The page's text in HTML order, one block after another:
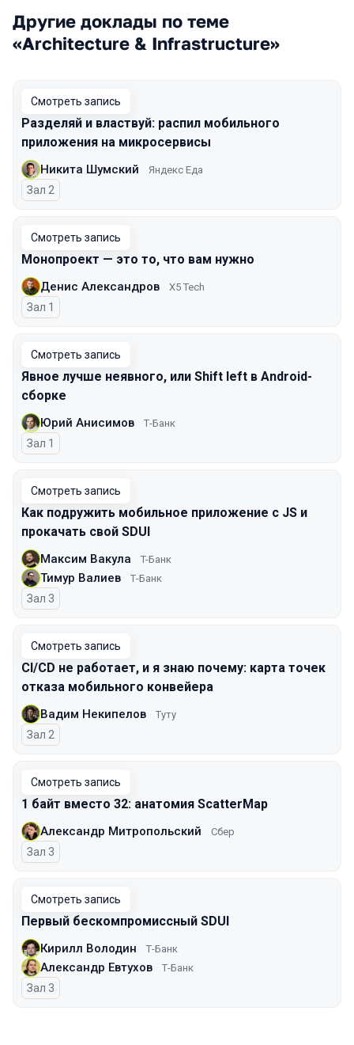
Другие доклады по теме
«Architecture & Infrastructure»
Смотреть запись
Разделяй и властвуй: распил мобильного
приложения на микросервисы
Никита Шумский Яндекс Еда
Зал 2
Смотреть запись
Монопроект — это то, что вам нужно
Денис Александров X5 Tech
Зал 1
Смотреть запись
Явное лучше неявного, или Shift left в Android-
сборке
Юрий Анисимов Т-Банк
Зал 1
Смотреть запись
Как подружить мобильное приложение с JS и
прокачать свой SDUI
Максим Вакула T-Банк
Тимур Валиев Т-Банк
Зал 3
Смотреть запись
CI/CD не работает, и я знаю почему: карта точек
отказа мобильного конвейера
Вадим Некипелов Туту
Зал 2
Смотреть запись
1 байт вместо 32: анатомия ScatterMap
Александр Митропольский Сбер
Зал 3
Смотреть запись
Первый бескомпромиссный SDUI
Кирилл Володин Т-Банк
Александр Евтухов Т-Банк
Зал 3